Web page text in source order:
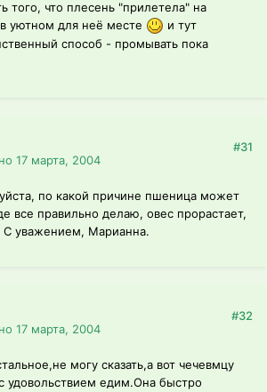
того, что плесень "прилетела" на
уютном для неё месте
и тут
способ - промывать пока
17 марта, 2004
#31
по какой причине пшеница может
все правильно делаю, овес прорастает,
С уважением, Марианна.
17 марта, 2004
#32
могу сказать,а вот чечевмцу
едим.Она быстро